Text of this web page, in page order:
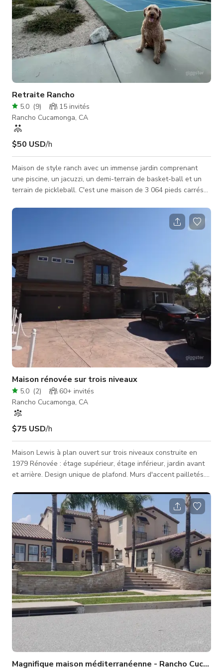
Retraite Rancho
5.0 (9) 15 invités
Rancho Cucamonga, CA
$50 USD/h
Maison de style ranch avec un immense jardin comprenant
une piscine, un jacuzzi, un demi-terrain de basket-ball et un
terrain de pickleball. C'est une maison de 3 064 pieds carrés
et un garage transformé en bureau. Endroit idéal pour
organiser une baby shower, une quinceañera ou une fête
TARD LE SOIR ! Pas de musique forte le soir.
Maison rénovée sur trois niveaux
5.0 (2) 60+ invités
Rancho Cucamonga, CA
$75 USD/h
Maison Lewis à plan ouvert sur trois niveaux construite en
1979 Rénovée : étage supérieur, étage inférieur, jardin avant
et arrière. Design unique de plafond. Murs d'accent pailletés.
miroir, sol en travertin, moquette dans le salon formel et la
chambre principale. Magnifiques portes doubles en fer forgé
avec design d'ouverture en verre. Douche en pierre pour 2
personnes, baignoire spa à l'étage, comptoirs de salle de bain
Magnifique maison méditerranéenne - Rancho